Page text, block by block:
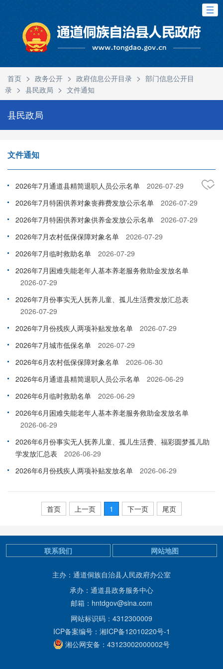
首页 > 政务公开 > 政府信息公开目录 > 部门信息公开目
录 > 县民政局 > 文件通知
县民政局
文件通知
2026年7月通道县精简退职人员公示名单
2026-07-29
2026年7月特困供养对象丧葬费发放公示名单
2026-07-29
2026年7月特困供养对象供养金发放公示名单
2026-07-29
2026年7月农村低保保障对象名单
2026-07-29
2026年7月临时救助名单
2026-07-29
2026年7月困难失能老年人基本养老服务救助金发放名单
2026-07-29
2026年7月份事实无人抚养儿童、孤儿生活费发放汇总表
2026-07-29
2026年7月份残疾人两项补贴发放名单
2026-07-29
2026年7月城市低保名单
2026-07-29
2026年6月农村低保保障对象名单
2026-06-30
2026年6月通道县精简退职人员公示名单
2026-06-29
2026年6月临时救助名单
2026-06-29
2026年6月困难失能老年人基本养老服务救助金发放名单
2026-06-29
2026年6月份事实无人抚养儿童、孤儿生活费、福彩圆梦孤儿助
学发放汇总表
2026-06-29
2026年6月份残疾人两项补贴发放名单
2026-06-29
首页 上一页 1 下一页 尾页
主办：通道侗族自治县人民政府办公室
承办：通道县政务服务中心
邮箱：hntdgov@sina.com
网站标识码：4312300009
ICP备案编号：湘ICP备12010220号-1
湘公网安备：43123002000002号
联系我们 网站地图